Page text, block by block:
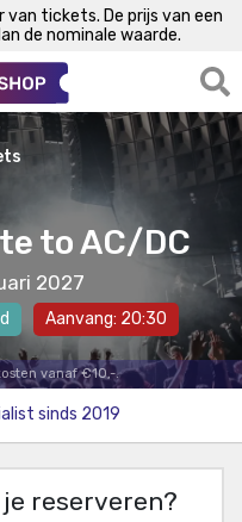
van tickets. De prijs van een
de nominale waarde.
to AC/DC
2027
Aanvang: 20:30
vanaf €10,-.
sinds 2019
reserveren?